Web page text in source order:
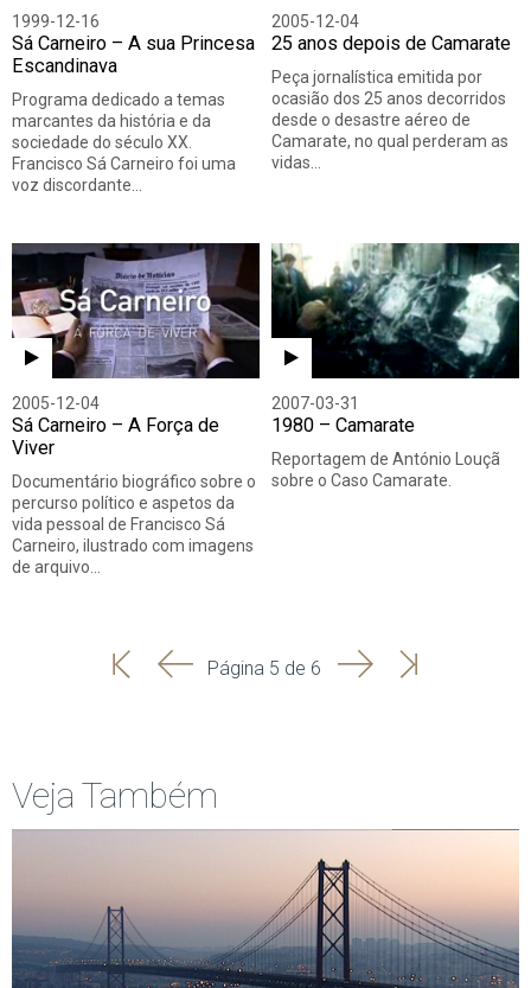
1999-12-16
Sá Carneiro – A sua Princesa
Escandinava
Programa dedicado a temas
marcantes da história e da
sociedade do século XX.
Francisco Sá Carneiro foi uma
voz discordante…
2005-12-04
25 anos depois de Camarate
Peça jornalística emitida por
ocasião dos 25 anos decorridos
desde o desastre aéreo de
Camarate, no qual perderam as
vidas…
2005-12-04
Sá Carneiro – A Força de
Viver
Documentário biográfico sobre o
percurso político e aspetos da
vida pessoal de Francisco Sá
Carneiro, ilustrado com imagens
de arquivo…
2007-03-31
1980 – Camarate
Reportagem de António Louçã
sobre o Caso Camarate.
'
'
Página 5 de 6 SeguinteÚltima
Veja Também